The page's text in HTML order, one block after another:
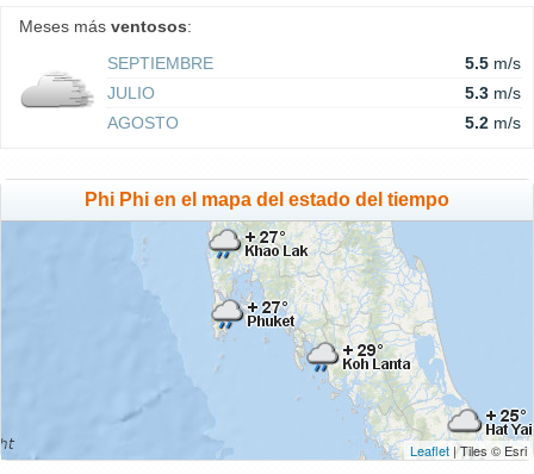
Meses más ventosos:
SEPTIEMBRE
5.5 m/s
JULIO
5.3 m/s
AGOSTO
5.2 m/s
Phi Phi en el mapa del estado del tiempo
Leaflet | Tiles © Esri